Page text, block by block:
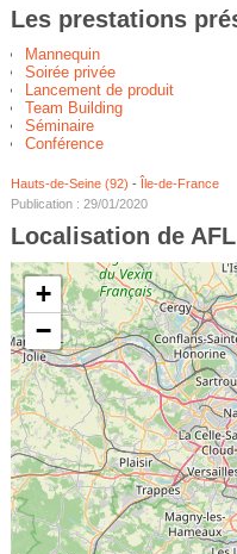
Les prestations
Mannequin
Soirée privée
Lancement de produit
Team Building
Séminaire
Conférence
Hauts-de-Seine (92) - Île-de-France
Publication : 29/01/2020
Localisation de
+
−